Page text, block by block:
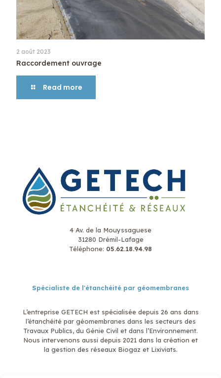
2 août 2023
Raccordement ouvrage
Read more
4 Av. de la Mouyssaguese
31280 Drémil-Lafage
Téléphone: 05.62.18.94.98
Spécialiste de l'étanchéité par géomembranes
L’entreprise GETECH est spécialisée depuis 26 ans dans
l’étanchéité par géomembranes dans les secteurs des
Travaux Publics, du Génie Civil et dans l’Environnement.
Nous intervenons aussi depuis 2021 dans la création et
la gestion des réseaux Biogaz et Lixiviats.